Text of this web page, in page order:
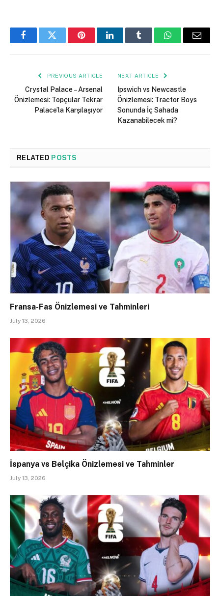
FacebookTwitter PinterestLinkedInTumblr WhatsAppEmail
PREVIOUS ARTICLE
Crystal Palace – Arsenal
Önizlemesi: Topçular Tekrar
Palace’la Karşılaşıyor
NEXT ARTICLE
Ipswich vs Newcastle
Önizlemesi: Tractor Boys
Sonunda İç Sahada
Kazanabilecek mi?
RELATED POSTS
Fransa-Fas Önizlemesi ve Tahminleri
July 13, 2026
İspanya vs Belçika Önizlemesi ve Tahminler
July 13, 2026